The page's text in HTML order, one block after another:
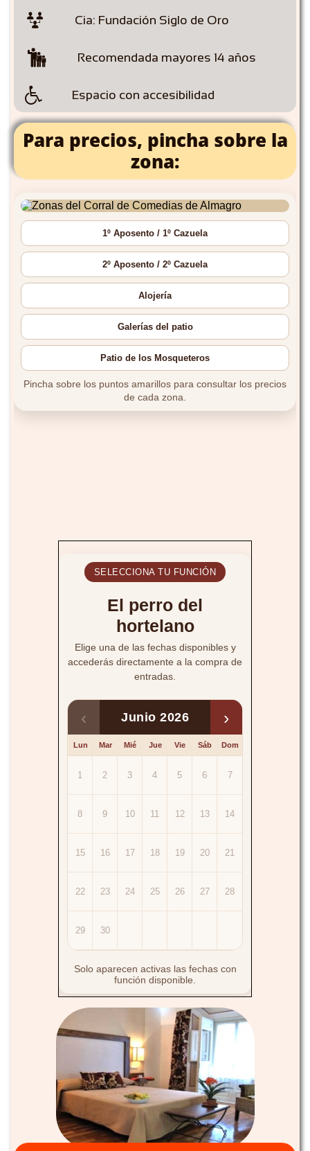
 Cia: Fundación Siglo de Oro
 Recomendada mayores 14 años
 Espacio con accesibilidad
Para precios, pincha sobre la
zona: